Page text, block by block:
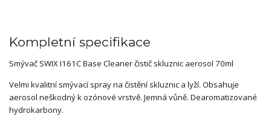
Kompletní specifikace
Smývač SWIX I161C Base Cleaner čistič skluznic aerosol 70ml
Velmi kvalitní smývací spray na čistění skluznic a lyží. Obsahuje
aerosol neškodný k ozónové vrstvě. Jemná vůně. Dearomatizované
hydrokarbony.